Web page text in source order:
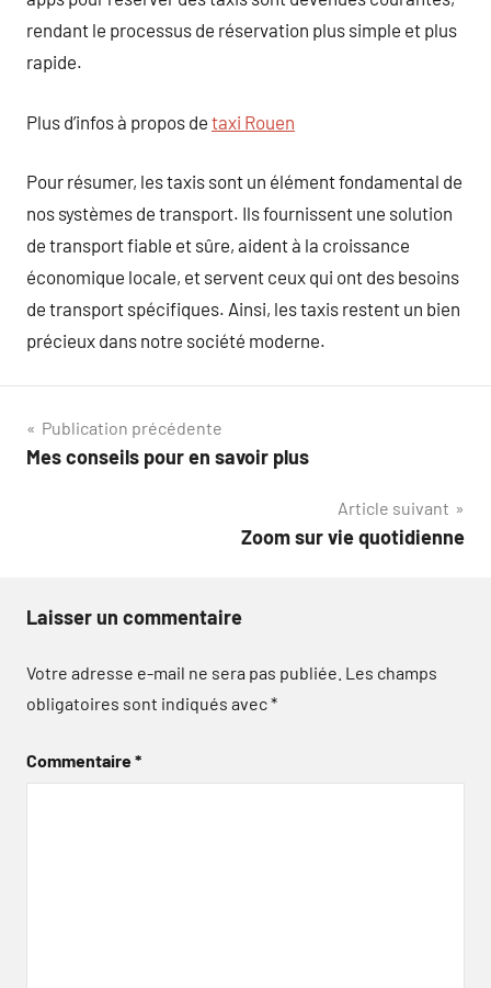
rendant le processus de réservation plus simple et plus
rapide.
Plus d’infos à propos de taxi Rouen
Pour résumer, les taxis sont un élément fondamental de
nos systèmes de transport. Ils fournissent une solution
de transport fiable et sûre, aident à la croissance
économique locale, et servent ceux qui ont des besoins
de transport spécifiques. Ainsi, les taxis restent un bien
précieux dans notre société moderne.
Navigation
de
Publication précédente
Mes conseils pour en savoir plus
Article suivant
Zoom sur vie quotidienne
Laisser un commentaire
Votre adresse e-mail ne sera pas publiée. Les champs
obligatoires sont indiqués avec*
Commentaire*